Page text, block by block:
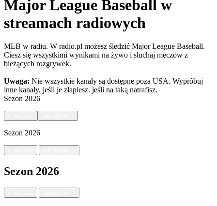
Major League Baseball w
streamach radiowych
MLB w radiu. W radio.pl możesz śledzić Major League Baseball.
Ciesz się wszystkimi wynikami na żywo i słuchaj meczów z
bieżących rozgrywek.
Uwaga: Nie wszystkie kanały są dostępne poza USA. Wypróbuj
inne kanały, jeśli je złapiesz. jeśli na taką natrafisz.
Sezon 2026
Sezon 2026
|
Sezon 2026
|